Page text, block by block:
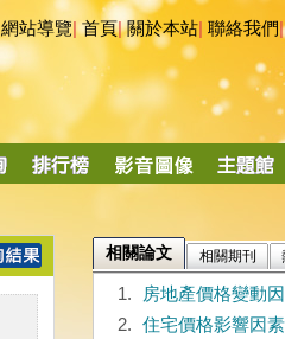
網站導覽|首頁|關於本站 聯絡我們
相關論文 相關期刊
1.
房地產價格變動
2.
住宅價格影響因